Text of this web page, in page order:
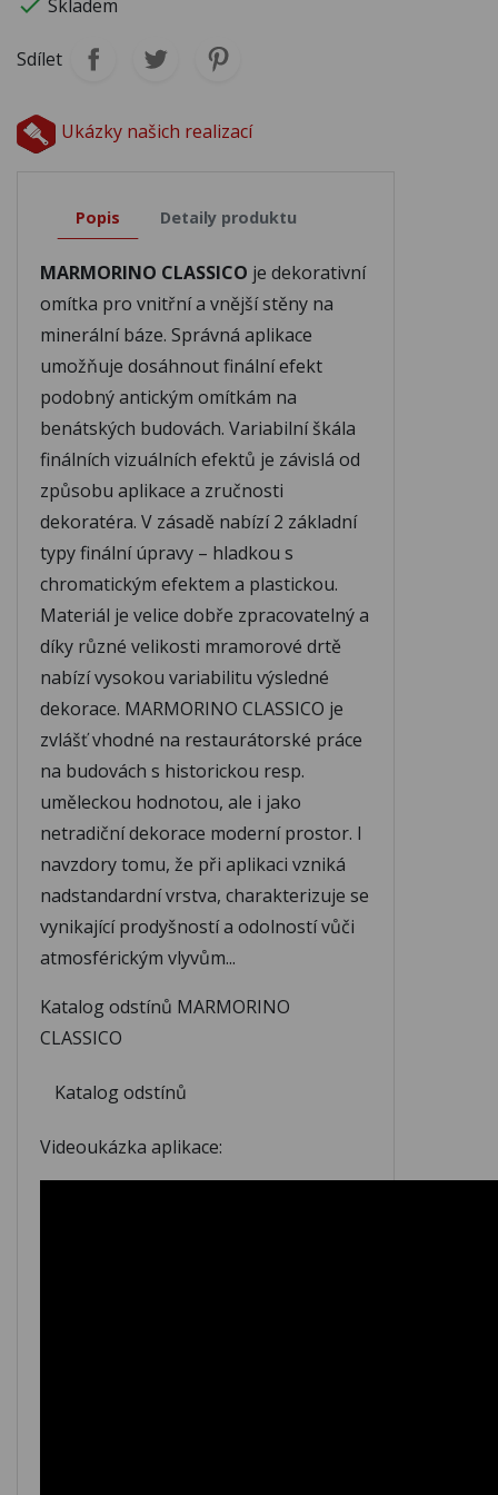
 Skladem
Sdílet
Ukázky našich realizací
Popis Detaily produktu
MARMORINO CLASSICO je dekorativní
omítka pro vnitřní a vnější stěny na
minerální báze. Správná aplikace
umožňuje dosáhnout finální efekt
podobný antickým omítkám na
benátských budovách. Variabilní škála
finálních vizuálních efektů je závislá od
způsobu aplikace a zručnosti
dekoratéra. V zásadě nabízí 2 základní
typy finální úpravy – hladkou s
chromatickým efektem a plastickou.
Materiál je velice dobře zpracovatelný a
díky různé velikosti mramorové drtě
nabízí vysokou variabilitu výsledné
dekorace. MARMORINO CLASSICO je
zvlášť vhodné na restaurátorské práce
na budovách s historickou resp.
uměleckou hodnotou, ale i jako
netradiční dekorace moderní prostor. I
navzdory tomu, že při aplikaci vzniká
nadstandardní vrstva, charakterizuje se
vynikající prodyšností a odolností vůči
atmosférickým vlyvům...
Katalog odstínů MARMORINO
CLASSICO
Katalog odstínů
Videoukázka aplikace: